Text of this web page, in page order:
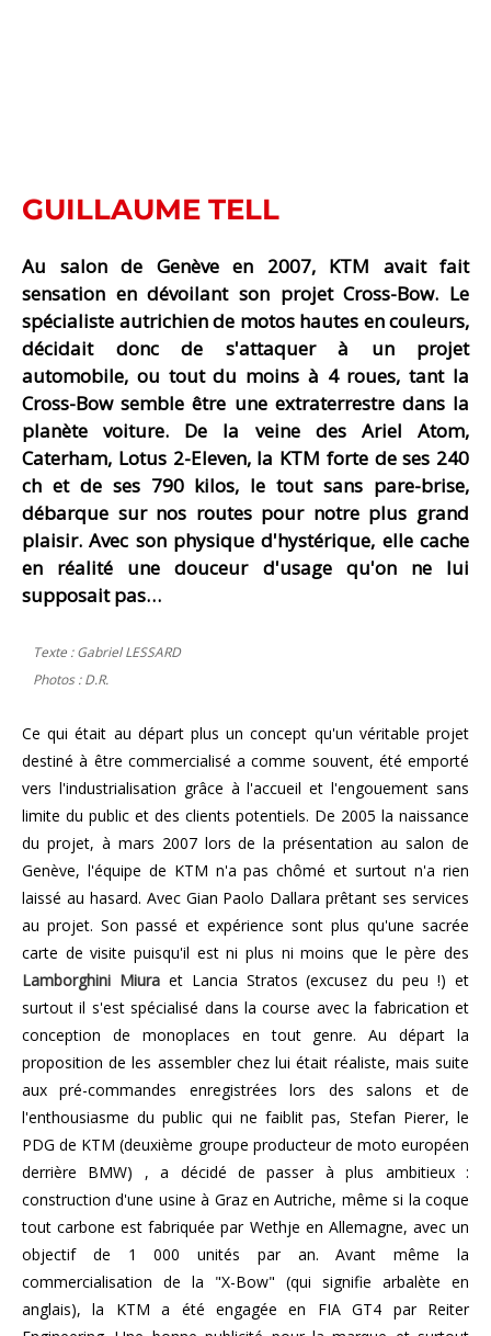
GUILLAUME TELL
Au salon de Genève en 2007, KTM avait fait
sensation en dévoilant son projet Cross-Bow. Le
spécialiste autrichien de motos hautes en couleurs,
décidait donc de s'attaquer à un projet
automobile, ou tout du moins à 4 roues, tant la
Cross-Bow semble être une extraterrestre dans la
planète voiture. De la veine des Ariel Atom,
Caterham, Lotus 2-Eleven, la KTM forte de ses 240
ch et de ses 790 kilos, le tout sans pare-brise,
débarque sur nos routes pour notre plus grand
plaisir. Avec son physique d'hystérique, elle cache
en réalité une douceur d'usage qu'on ne lui
supposait pas…
Texte : Gabriel LESSARD
Photos : D.R.
Ce qui était au départ plus un concept qu'un véritable projet
destiné à être commercialisé a comme souvent, été emporté
vers l'industrialisation grâce à l'accueil et l'engouement sans
limite du public et des clients potentiels. De 2005 la naissance
du projet, à mars 2007 lors de la présentation au salon de
Genève, l'équipe de KTM n'a pas chômé et surtout n'a rien
laissé au hasard. Avec Gian Paolo Dallara prêtant ses services
au projet. Son passé et expérience sont plus qu'une sacrée
carte de visite puisqu'il est ni plus ni moins que le père des
Lamborghini Miuraet Lancia Stratos (excusez du peu !) et
surtout il s'est spécialisé dans la course avec la fabrication et
conception de monoplaces en tout genre. Au départ la
proposition de les assembler chez lui était réaliste, mais suite
aux pré-commandes enregistrées lors des salons et de
l'enthousiasme du public qui ne faiblit pas, Stefan Pierer, le
PDG de KTM (deuxième groupe producteur de moto européen
derrière BMW) , a décidé de passer à plus ambitieux :
construction d'une usine à Graz en Autriche, même si la coque
tout carbone est fabriquée par Wethje en Allemagne, avec un
objectif de 1 000 unités par an. Avant même la
commercialisation de la "X-Bow" (qui signifie arbalète en
anglais), la KTM a été engagée en FIA GT4 par Reiter